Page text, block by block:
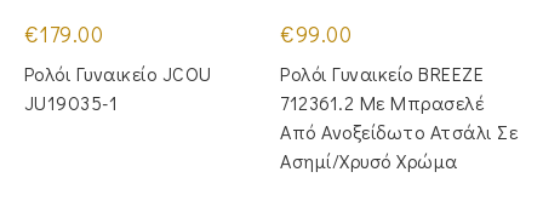
€179.00
Ρολόι Γυναικείο JCOU
JU19035-1
€99.00
Ρολόι Γυναικείο BREEZE
712361.2 Με Μπρασελέ
Από Ανοξείδωτο Ατσάλι Σε
Ασημί/Χρυσό Χρώμα